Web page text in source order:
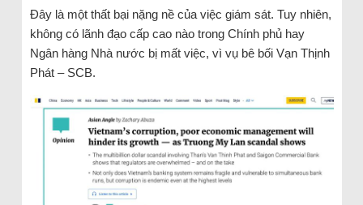
Đây là một thất bại nặng nề của việc giám sát. Tuy nhiên,
không có lãnh đạo cấp cao nào trong Chính phủ hay
Ngân hàng Nhà nước bị mất việc, vì vụ bê bối Vạn Thịnh
Phát – SCB.